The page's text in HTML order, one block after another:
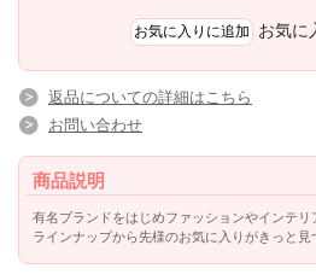
お気に
返品についての詳細はこちら
お問い合わせ
商品説明
有名ブランドをはじめファッションやインテ
ラインナップから先様のお気に入りがきっと見